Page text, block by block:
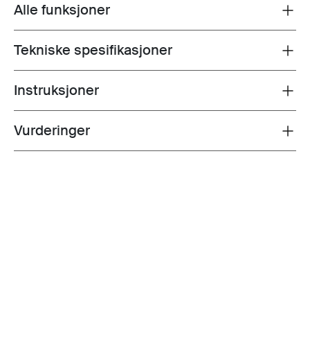
Toggle features
Alle funksjoner
Toggle techspec
Tekniske spesifikasjoner
Toggle guides and instructions
Instruksjoner
Toggle overview
Vurderinger